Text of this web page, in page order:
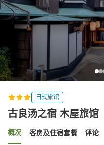
日式旅馆
古良汤之宿 木屋旅馆
概况 客房及住宿套餐 评论